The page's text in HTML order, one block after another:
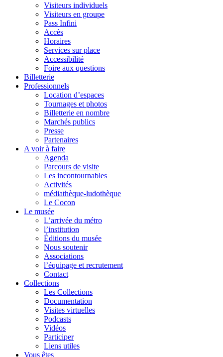
Visiteurs individuels
Visiteurs en groupe
Pass Infini
Accès
Horaires
Services sur place
Accessibilité
Foire aux questions
Billetterie
Professionnels
Location d’espaces
Tournages et photos
Billetterie en nombre
Marchés publics
Presse
Partenaires
A voir à faire
Agenda
Parcours de visite
Les incontournables
Activités
médiathèque-ludothèque
Le Cocon
Le musée
L’arrivée du métro
l’institution
Éditions du musée
Nous soutenir
Associations
l’équipage et recrutement
Contact
Collections
Les Collections
Documentation
Visites virtuelles
Podcasts
Vidéos
Participer
Liens utiles
Vous êtes